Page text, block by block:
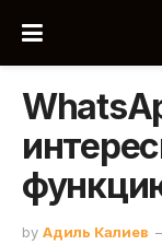
by Адиль Калиев